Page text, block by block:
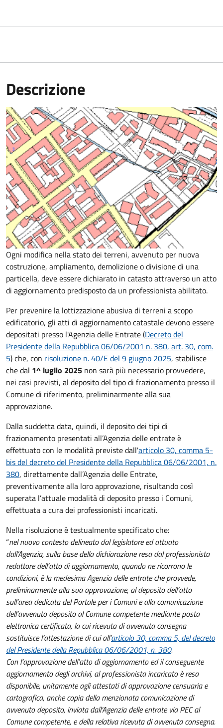
Descrizione
Ogni modifica nella stato dei terreni, avvenuto per nuova
costruzione, ampliamento, demolizione o divisione di una
particella, deve essere dichiarato in catasto attraverso un atto
di aggiornamento predisposto da un professionista abilitato.
Per prevenire la lottizzazione abusiva di terreni a scopo
edificatorio, gli atti di aggiornamento catastale devono essere
depositati presso l'Agenzia delle Entrate (Decreto del
Presidente della Repubblica 06/06/2001 n. 380, art. 30, com.
5) che, con risoluzione n. 40/E del 9 giugno 2025, stabilisce
che dal 1^ luglio 2025 non sarà più necessario provvedere,
nei casi previsti, al deposito del tipo di frazionamento presso il
Comune di riferimento, preliminarmente alla sua
approvazione.
Dalla suddetta data, quindi, il deposito dei tipi di
frazionamento presentati all’Agenzia delle entrate è
effettuato con le modalità previste dall'articolo 30, comma 5-
bis del decreto del Presidente della Repubblica 06/06/2001, n.
380, direttamente dall’Agenzia delle Entrate,
preventivamente alla loro approvazione, risultando così
superata l’attuale modalità di deposito presso i Comuni,
effettuata a cura dei professionisti incaricati.
Nella risoluzione è testualmente specificato che:
“nel nuovo contesto delineato dal legislatore ed attuato
dall’Agenzia, sulla base della dichiarazione resa dal professionista
redattore dell’atto di aggiornamento, quando ne ricorrono le
condizioni, è la medesima Agenzia delle entrate che provvede,
preliminarmente alla sua approvazione, al deposito dell’atto
sull’area dedicata del Portale per i Comuni e alla comunicazione
dell’avvenuto deposito al Comune competente mediante posta
elettronica certificata, la cui ricevuta di avvenuta consegna
sostituisce l’attestazione di cui all’articolo 30, comma 5, del decreto
del Presidente della Repubblica 06/06/2001, n. 380.
Con l’approvazione dell’atto di aggiornamento ed il conseguente
aggiornamento degli archivi, al professionista incaricato è resa
disponibile, unitamente agli attestati di approvazione censuaria e
cartografica, anche copia della menzionata comunicazione di
avvenuto deposito, inviata dall’Agenzia delle entrate via PEC al
Comune competente, e della relativa ricevuta di avvenuta consegna.